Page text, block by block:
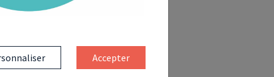
Accepter